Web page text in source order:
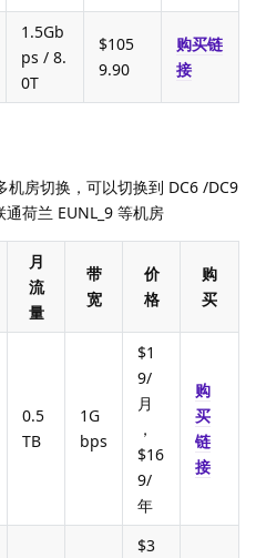
1.5Gb
ps / 8.
0T
$105
9.90
购买链
接
房切换，可以切换到 DC6 /DC9
荷兰 EUNL_9 等机房
月
流
量
带
宽
价
格
购
买
0.5
TB
1G
bps
$1
9/
月
，
$16
9/
年
购
买
链
接
$3